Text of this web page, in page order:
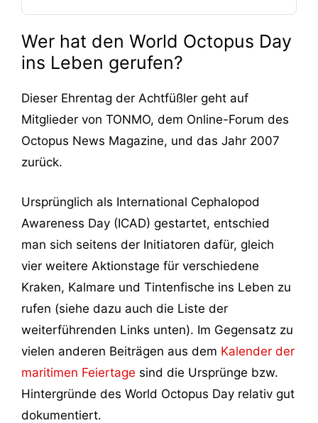
Wer hat den World Octopus Day
ins Leben gerufen?
Dieser Ehrentag der Achtfüßler geht auf
Mitglieder von TONMO, dem Online-Forum des
Octopus News Magazine, und das Jahr 2007
zurück.
Ursprünglich als International Cephalopod
Awareness Day (ICAD) gestartet, entschied
man sich seitens der Initiatoren dafür, gleich
vier weitere Aktionstage für verschiedene
Kraken, Kalmare und Tintenfische ins Leben zu
rufen (siehe dazu auch die Liste der
weiterführenden Links unten). Im Gegensatz zu
vielen anderen Beiträgen aus dem Kalender der
maritimen Feiertage sind die Ursprünge bzw.
Hintergründe des World Octopus Day relativ gut
dokumentiert.